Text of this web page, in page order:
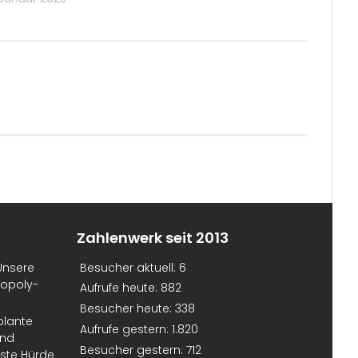
Zahlenwerk seit 2013
Besucher aktuell: 6
Aufrufe heute: 882
Besucher heute: 338
Aufrufe gestern: 1.820
Besucher gestern: 712